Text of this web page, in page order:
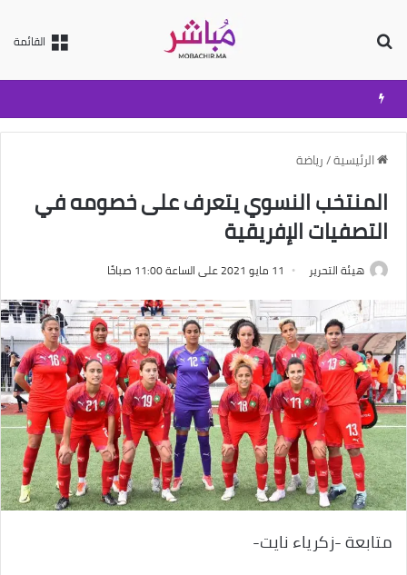
القائمة
الرئيسية/رياضة
المنتخب النسوي يتعرف على خصومه في
التصفيات الإفريقية
هيئة التحرير 11 مايو 2021 على الساعة 11:00 صباحًا
متابعة -زكرياء نايت-